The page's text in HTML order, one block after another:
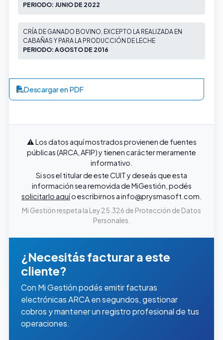
PERIODO: JUNIO DE 2022
CRÍA DE GANADO BOVINO, EXCEPTO LA REALIZADA EN
CABAÑAS Y PARA LA PRODUCCIÓN DE LECHE
PERIODO: AGOSTO DE 2016
Descargar en PDF
⚠️ Los datos aquí mostrados provienen de fuentes
públicas (ARCA, AFIP) y tienen carácter meramente
informativo.
Si sos el titular de este CUIT y deseás que esta
información sea removida de MiGestión, podés
solicitarlo aquío escribirnos ainfo@prysmasoft.com
Mi Gestión respeta la Ley 25.326 de Protección de Datos
Personales.
¿Necesitás facturar a este
cliente?
Con Mi Gestión podés emitir facturas
electrónicas ARCA en segundos, gestionar
cobros y mantener un registro profesional de tus
operaciones.